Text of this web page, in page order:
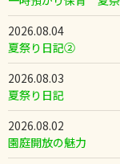
2026.08.04
夏祭り日記②
2026.08.03
夏祭り日記
2026.08.02
園庭開放の魅力